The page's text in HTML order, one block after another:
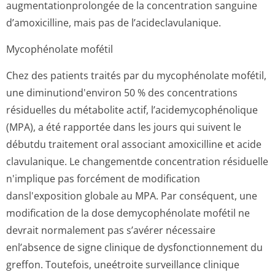
augmentationpro­longée de la concentration sanguine
d’amoxicilline, mais pas de l’acideclavula­nique.
Mycophénolate mofétil
Chez des patients traités par du mycophénolate mofétil,
une diminutiond'environ 50 % des concentrations
résiduelles du métabolite actif, l’acidemycophé­nolique
(MPA), a été rapportée dans les jours qui suivent le
débutdu traitement oral associant amoxicilline et acide
clavulanique. Le changementde concentration résiduelle
n'implique pas forcément de modification
dansl'exposition globale au MPA. Par conséquent, une
modification de la dose demycophénolate mofétil ne
devrait normalement pas s’avérer nécessaire
enl’absence de signe clinique de dysfonctionnement du
greffon. Toutefois, uneétroite surveillance clinique